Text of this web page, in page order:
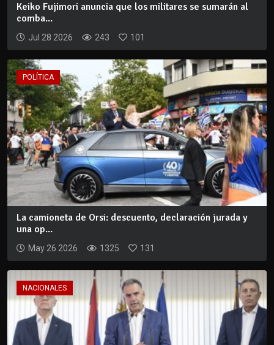
Keiko Fujimori anuncia que los militares se sumarán al
comba...
Jul 28 2026 243 101
POLÍTICA
La camioneta de Orsi: descuento, declaración jurada y
una op...
May 26 2026 1325 131
NACIONALES